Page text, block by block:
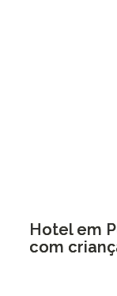
Hotel em
com